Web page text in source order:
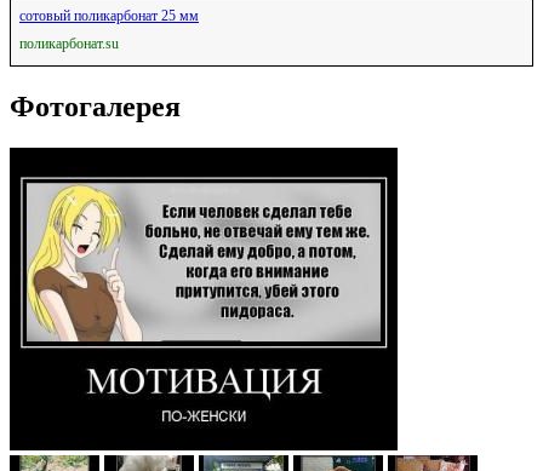
сотовый поликарбонат 25 мм
поликарбонат.su
Фотогалерея